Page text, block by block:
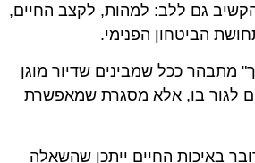
גם ללב: למהות, לקצב החיים,
הביטחון הפנימי.
מתבהר ככל שמבינים שדיור מוגן
לגור בו, אלא מסגרת שמאפשרת
באיכות החיים ייתכן שהשאלה